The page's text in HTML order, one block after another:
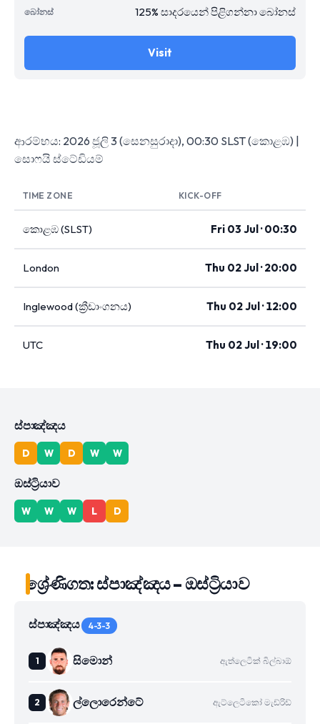
125% සාදරයෙන් පිළිගන්නා බෝනස්
Visit
ආරම්භය: 2026 ජූලි 3 (සෙනසුරාදා), 00:30 SLST (කොළඹ) |
සොෆයි ස්ටේඩියම්
TIME ZONE KICK-OFF
කොළඹ (SLST) Fri 03 Jul · 00:30
London Thu 02 Jul · 20:00
Inglewood (ක්‍රීඩාංගනය) Thu 02 Jul · 12:00
UTC Thu 02 Jul · 19:00
ස්පාඤ්ඤය
D W D W W
ඔස්ට්‍රියාව
W W W L D
ශ්‍රේණිගත: ස්පාඤ්ඤය – ඔස්ට්‍රියාව
ස්පාඤ්ඤය 4-3-3
සිමොන් ඇත්ලෙටික් බිල්බාඕ
ල්ලොරෙන්ටේ ඇට්ලෙටිකෝ මැඩ්රිඩ්